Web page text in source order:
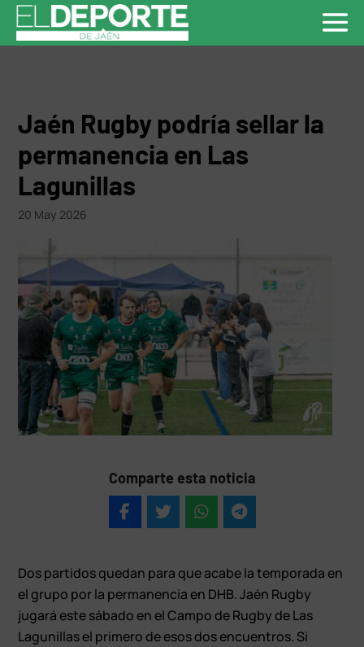
Jaén Rugby podría sellar la
permanencia en Las
Lagunillas
20 May 2026
Comparte esta noticia
Dos partidos quedan para que acabe la temporada en
el grupo por la permanencia en DHB. Jaén Rugby
jugará este sábado en el Campo de Rugby de Las
Lagunillas el primero de esos dos encuentros. Si